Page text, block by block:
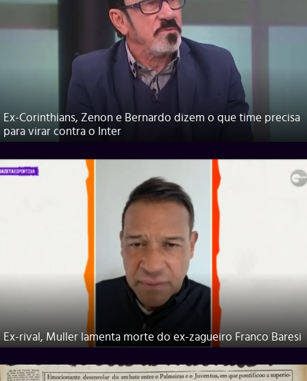
Ex-Corinthians, Zenon e Bernardo dizem o que time precisa
para virar contra o Inter
Ex-rival, Muller lamenta morte do ex-zagueiro Franco Baresi